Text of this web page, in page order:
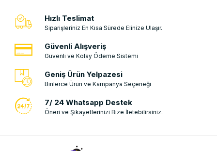
Hızlı Teslimat
Siparişleriniz En Kısa Sürede Elinize Ulaşır.
Güvenli Alışveriş
Güvenli ve Kolay Ödeme Sistemi
Geniş Ürün Yelpazesi
Binlerce Ürün ve Kampanya Seçeneği
7/ 24 Whatsapp Destek
Öneri ve Şikayetlerinizi Bize İletebilirsiniz.